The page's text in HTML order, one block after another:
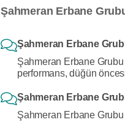
Şahmeran Erbane
Şahmeran Erbane
Şahmeran Erbane
performans, düğün
Şahmeran Erbane
Şahmeran Erbane